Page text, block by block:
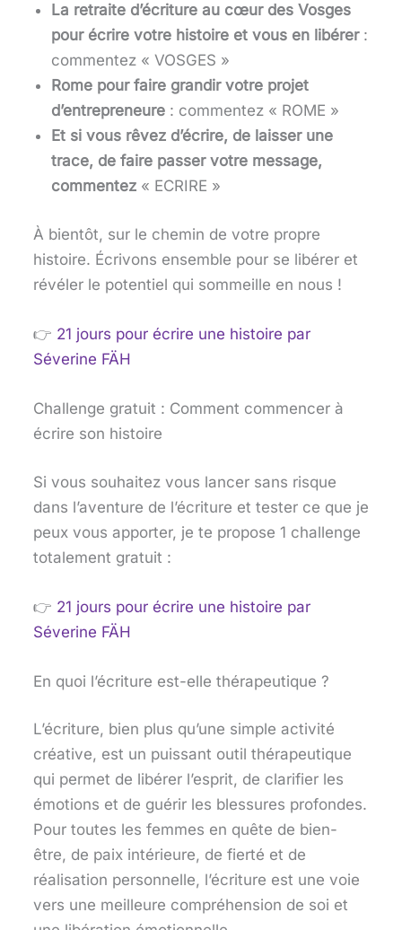
La retraite d’écriture au cœur des Vosges
pour écrire votre histoire et vous en libérer:
commentez « VOSGES »
Rome pour faire grandir votre projet
d’entrepreneure : commentez « ROME »
Et si vous rêvez d’écrire, de laisser une
trace, de faire passer votre message,
commentez « ECRIRE »
À bientôt, sur le chemin de votre propre
histoire. Écrivons ensemble pour se libérer et
révéler le potentiel qui sommeille en nous !
👉 21 jours pour écrire une histoire par
Séverine FÄH
Challenge gratuit : Comment commencer à
écrire son histoire
Si vous souhaitez vous lancer sans risque
dans l’aventure de l’écriture et tester ce que je
peux vous apporter, je te propose 1 challenge
totalement gratuit :
👉 21 jours pour écrire une histoire par
Séverine FÄH
En quoi l’écriture est-elle thérapeutique ?
L’écriture, bien plus qu’une simple activité
créative, est un puissant outil thérapeutique
qui permet de libérer l’esprit, de clarifier les
émotions et de guérir les blessures profondes.
Pour toutes les femmes en quête de bien-
être, de paix intérieure, de fierté et de
réalisation personnelle, l’écriture est une voie
vers une meilleure compréhension de soi et